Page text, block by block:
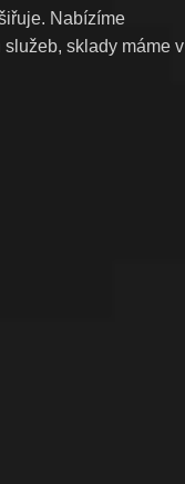
Nabízíme
sklady máme v